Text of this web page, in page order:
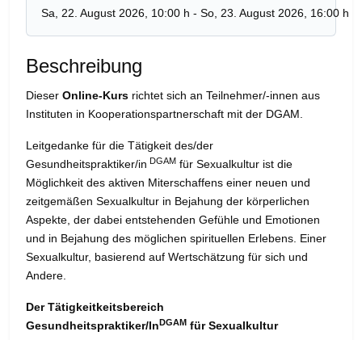
Sa, 22. August 2026, 10:00 h - So, 23. August 2026, 16:00 h
Beschreibung
Dieser Online-Kurs richtet sich an Teilnehmer/-innen aus
Instituten in Kooperationspartnerschaft mit der DGAM.
Leitgedanke für die Tätigkeit des/der
Gesundheitspraktiker/in DGAM für Sexualkultur ist die
Möglichkeit des aktiven Miterschaffens einer neuen und
zeitgemäßen Sexualkultur in Bejahung der körperlichen
Aspekte, der dabei entstehenden Gefühle und Emotionen
und in Bejahung des möglichen spirituellen Erlebens. Einer
Sexualkultur, basierend auf Wertschätzung für sich und
Andere.
Der Tätigkeitkeitsbereich
Gesundheitspraktiker/InDGAM für Sexualkultur